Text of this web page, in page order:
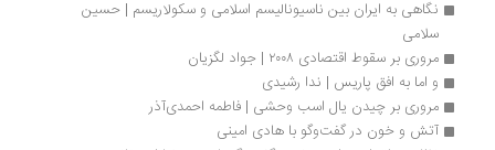
مروری بر سقوط اقتصادی ‎۲۰۰۸ | جواد لگزیان
و اما به افق پاریس | ندا رشیدی
مروری بر چیدن یال اسب وحشی | فاطمه احمدی‌آذر
آتش و خون در گفت‌وگو با هادی امینی